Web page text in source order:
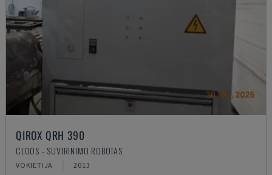
QIROX QRH 390
CLOOS - SUVIRINIMO ROBOTAS
VOKIETIJA 2013